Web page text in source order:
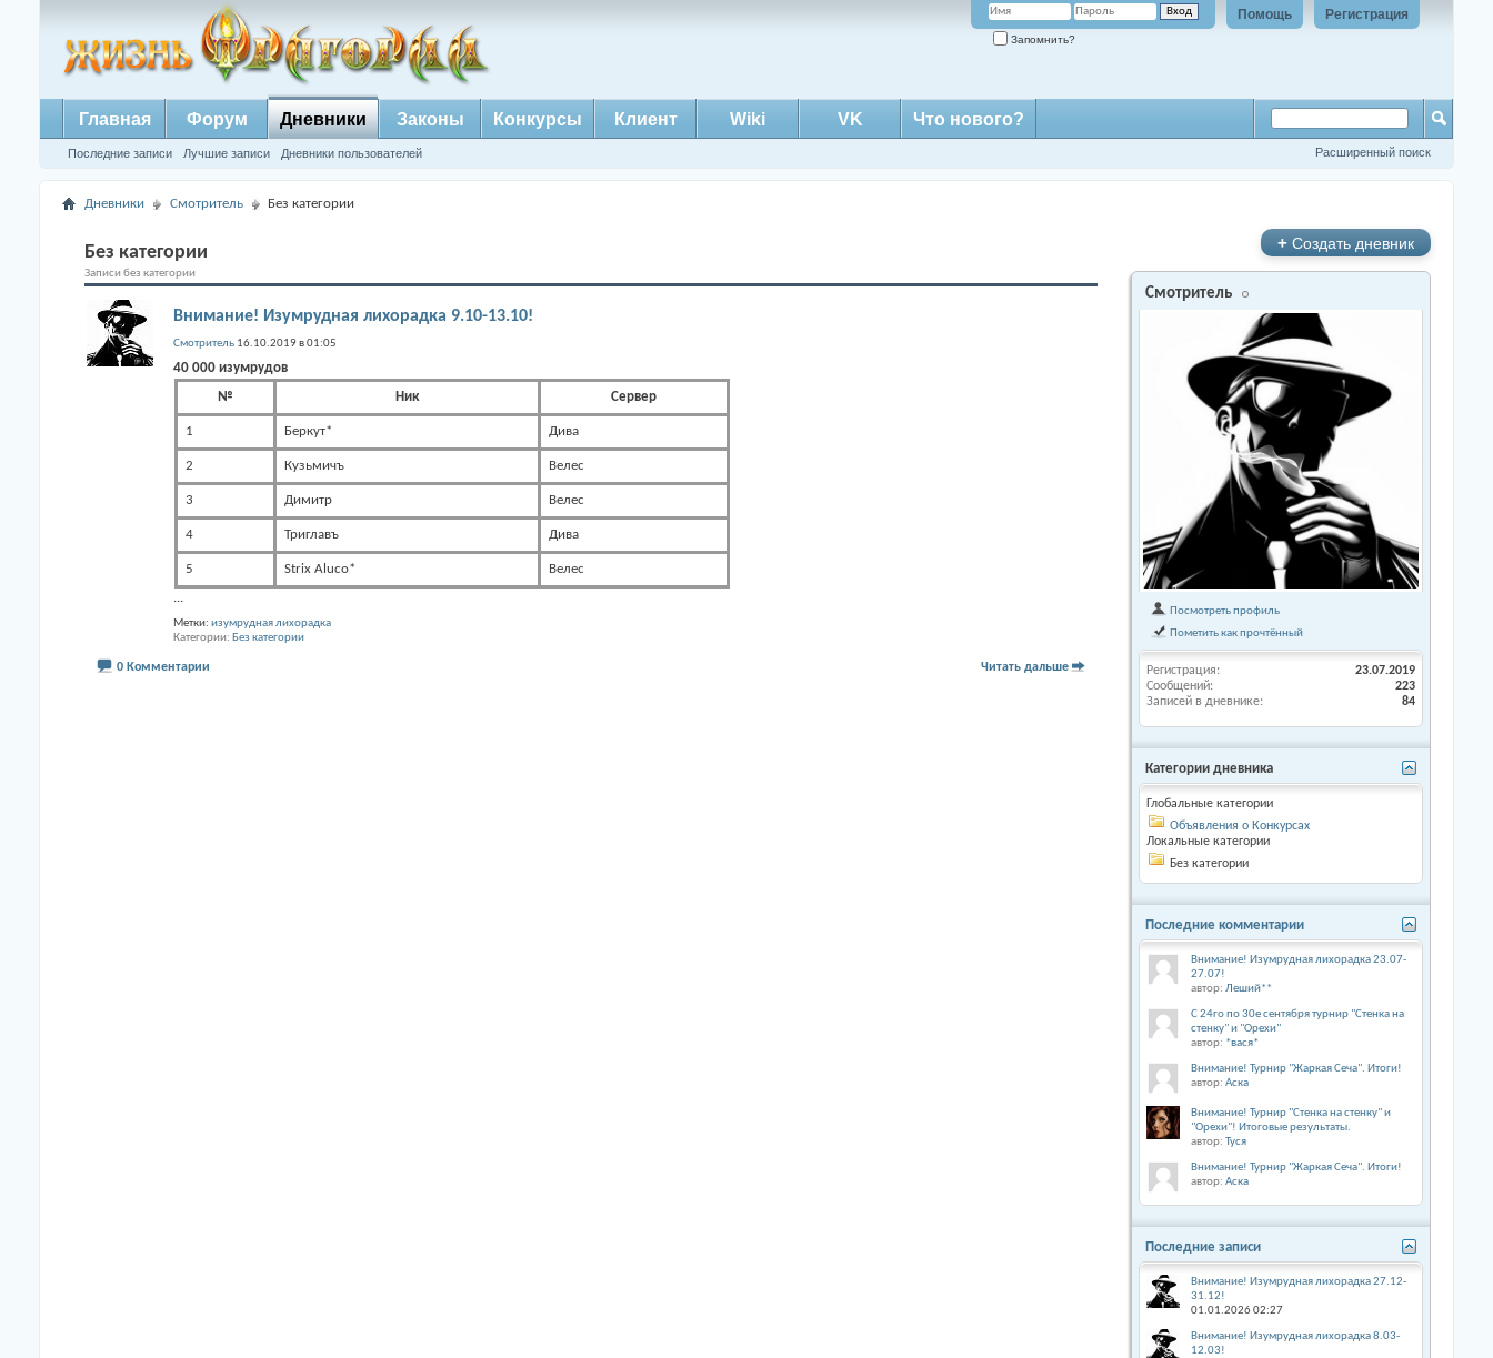
Регистрация
Помощь
Запомнить?
Главная Форум Дневники
Последние записи Лучшие записи Дневники пользователей
Законы Конкурсы Клиент Wiki VK Что нового?
Расширенный поиск
Дневники Смотритель Без категории
Без категории
Записи без категории
Внимание! Изумрудная лихорадка 9.10-13.10!
Смотритель 16.10.2019 в 01:05
40 000 изумрудов
№
Ник Сервер
1 Беркут* Дива
2 Кузьмичъ Велес
3 Димитр Велес
4 Триглавъ Дива
5 Strix Aluco*
Велес
...
Метки: изумрудная лихорадка
Категории Без категории
0 Комментарии Читать дальше
+ Создать дневник
Смотритель
Посмотреть профиль
Пометить как прочтённый
Регистрация
23.07.2019
Сообщений
223
Записей в дневнике
84
Категории дневника
Глобальные категории
Объявления о Конкурсах
Локальные категории
Без категории
Последние комментарии
Внимание! Изумрудная лихорадка 23.07-
27.07!
автор: Леший**
С 24го по 30е сентября турнир "Стенка на
стенку" и "Орехи"
автор: *вася*
Внимание! Турнир "Жаркая Сеча". Итоги!
автор: Аска
Внимание! Турнир "Стенка на стенку" и
"Орехи"! Итоговые результаты.
автор: Туся
Внимание! Турнир "Жаркая Сеча". Итоги!
автор: Аска
Последние записи
Внимание! Изумрудная лихорадка 27.12-
31.12!
01.01.202602:27
Внимание! Изумрудная лихорадка 8.03-
12.03!